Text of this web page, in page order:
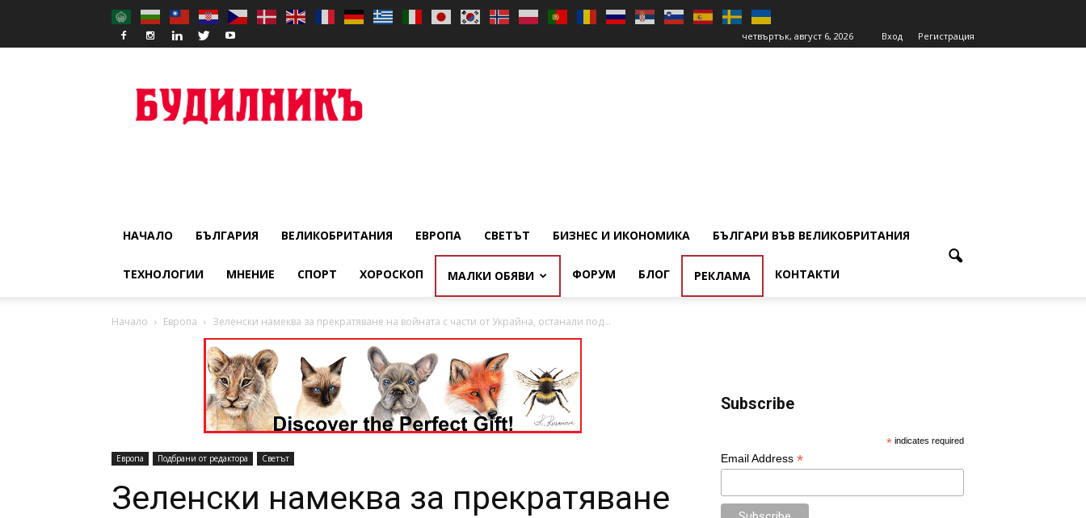
четвъртък, август 6, 2026 Вход Регистрация
НАЧАЛО БЪЛГАРИЯ ВЕЛИКОБРИТАНИЯ ЕВРОПА СВЕТЪТ БИЗНЕС И ИКОНОМИКА БЪЛГАРИ ВЪВ ВЕЛИКОБРИТАНИЯ
ТЕХНОЛОГИИ МНЕНИЕ СПОРТ ХОРОСКОП МАЛКИ ОБЯВИ ФОРУМ БЛОГ РЕКЛАМА КОНТАКТИ
Начало Европа Зеленски намеква за прекратяване на войната с части от Украйна, останали под...
Европа Подбрани от редактора Светът
Зеленски намеква за прекратяване
Subscribe
* indicates required
Email Address *